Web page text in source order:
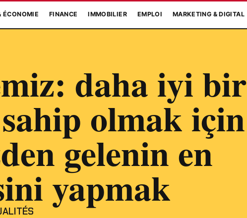
ÉCONOMIE FINANCE IMMOBILIER EMPLOI MARKETING & DIGITAL
daha iyi bir
olmak için
gelenin en
yapmak